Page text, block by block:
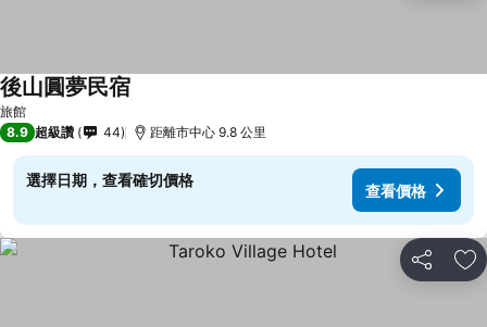
旅館
後山圓夢民宿
8.9 超級讚 44 距離市中心 9.8 公里
選擇日期，查看確切價格
查看價格
分享 加